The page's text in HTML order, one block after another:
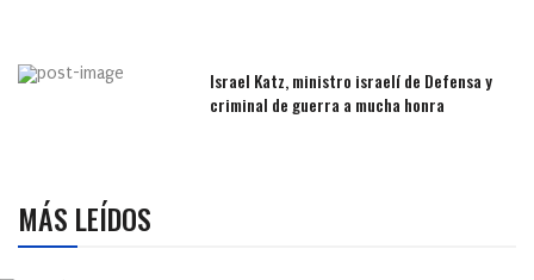
Israel Katz, ministro israelí de Defensa y
criminal de guerra a mucha honra
MÁS LEÍDOS